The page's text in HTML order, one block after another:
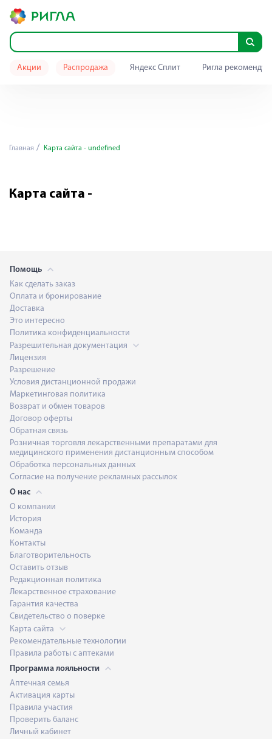
Акции Распродажа Яндекс Сплит Ригла
Главная Карта сайта - undefined
Карта сайта -
Помощь
Как сделать заказ
Оплата и бронирование
Доставка
Это интересно
Политика конфиденциальности
Разрешительная документация
Лицензия
Разрешение
Условия дистанционной продажи
Маркетинговая политика
Возврат и обмен товаров
Договор оферты
Обратная связь
Розничная торговля лекарственными препаратами для
медицинского применения дистанционным способом
Обработка персональных данных
Согласие на получение рекламных рассылок
О нас
О компании
История
Команда
Контакты
Благотворительность
Оставить отзыв
Редакционная политика
Лекарственное страхование
Гарантия качества
Свидетельство о поверке
Карта сайта
Рекомендательные технологии
Правила работы с аптеками
Программа лояльности
Аптечная семья
Активация карты
Правила участия
Проверить баланс
Личный кабинет